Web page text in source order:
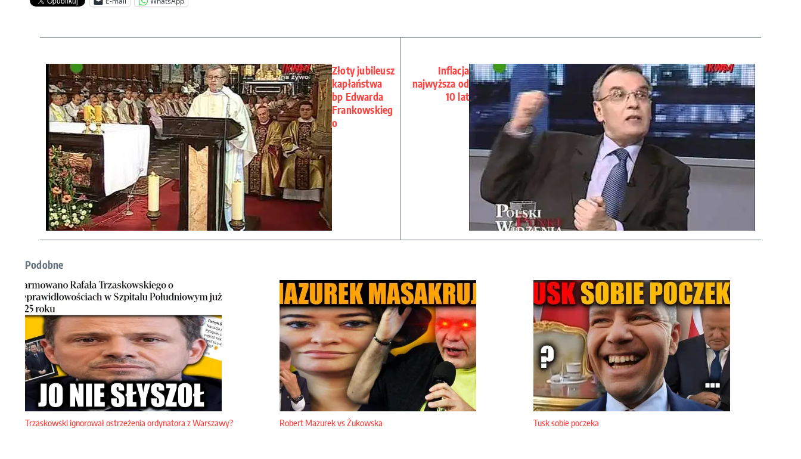
Złoty jubileusz
kapłaństwa
bp Edwarda
Frankowskieg
o
Inflacja
najwyższa od
10 lat
Podobne
Trzaskowski ignorował ostrzeżenia ordynatora z Warszawy? Robert Mazurek vs Żukowska Tusk sobie poczeka